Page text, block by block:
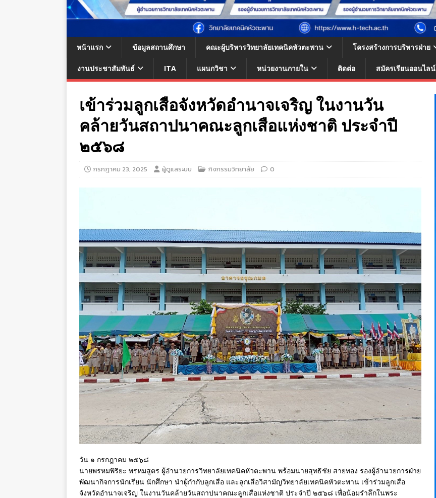
หน้าแรก ข้อมูลสถานศึกษา คณะผู้บริหารวิทยาลัยเทคนิคหัวตะพาน โครงสร้างการบริหารฝ่าย
งานประชาสัมพันธ์ ITA แผนกวิชา หน่วยงานภายใน ติดต่อ สมัครเรียนออนไลน์
เข้าร่วมลูกเสือจังหวัดอำนาจเจริญ ในงานวัน
คล้ายวันสถาปนาคณะลูกเสือแห่งชาติ ประจำปี
๒๕๖๘
กรกฎาคม 23, 2025 ผู้ดูแลระบบ กิจกรรมวิทยาลัย 0
วัน ๑ กรกฎาคม ๒๕๖๘
นายพรหมพิริยะ พรหมสูตร ผู้อำนวยการวิทยาลัยเทคนิคหัวตะพาน พร้อมนายสุทธิชัย สายทอง รองผู้อำนวยการฝ่าย
พัฒนากิจการนักเรียน นักศึกษา นำผู้กำกับลูกเสือ และลูกเสือวิสามัญวิทยาลัยเทคนิคหัวตะพาน เข้าร่วมลูกเสือ
จังหวัดอำนาจเจริญ ในงานวันคล้ายวันสถาปนาคณะลูกเสือแห่งชาติ ประจำปี ๒๕๖๘ เพื่อน้อมรำลึกในพระ